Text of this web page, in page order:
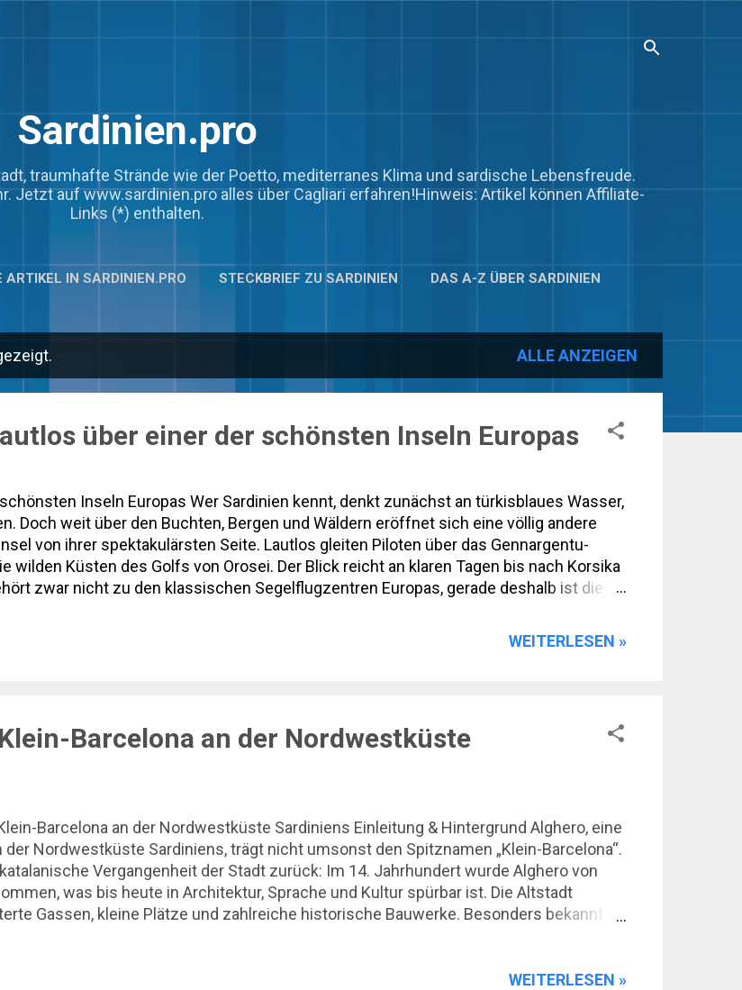
Sardinien.pro
traumhafte Strände wie der Poetto, mediterranes Klima und sardische Lebensfreude.
Jetzt auf www.sardinien.pro alles über Cagliari erfahren!Hinweis: Artikel können Affiliate-
Links (*) enthalten.
ARTIKEL IN SARDINIEN.PRO STECKBRIEF ZU SARDINIEN DAS A-Z ÜBER SARDINIEN
ALLE ANZEIGEN
über einer der schönsten Inseln Europas
Inseln Europas Wer Sardinien kennt, denkt zunächst an türkisblaues Wasser,
Doch weit über den Buchten, Bergen und Wäldern eröffnet sich eine völlig andere
von ihrer spektakulärsten Seite. Lautlos gleiten Piloten über das Gennargentu-
wilden Küsten des Golfs von Orosei. Der Blick reicht an klaren Tagen bis nach Korsika
zwar nicht zu den klassischen Segelflugzentren Europas, gerade deshalb ist die
in vielen bekannten Fluggebieten längst verloren gegangen ist. Wer Segelfliegen mit
WEITERLESEN »
Barcelona an der Nordwestküste
Barcelona an der Nordwestküste Sardiniens Einleitung & Hintergrund Alghero, eine
Nordwestküste Sardiniens, trägt nicht umsonst den Spitznamen „Klein-Barcelona“.
Vergangenheit der Stadt zurück: Im 14. Jahrhundert wurde Alghero von
was bis heute in Architektur, Sprache und Kultur spürbar ist. Die Altstadt
Gassen, kleine Plätze und zahlreiche historische Bauwerke. Besonders bekannt ist
der Kathedrale oder das Genießen lokaler Spezialitäten – Alghero bietet eine
WEITERLESEN »